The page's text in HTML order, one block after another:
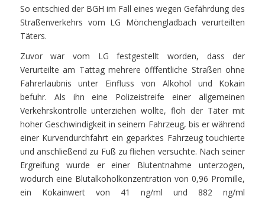
So entschied der BGH im Fall eines wegen Gefährdung des
Straßenverkehrs vom LG Mönchengladbach verurteilten
Täters.
Zuvor war vom LG festgestellt worden, dass der
Verurteilte am Tattag mehrere öfffentliche Straßen ohne
Fahrerlaubnis unter Einfluss von Alkohol und Kokain
befuhr. Als ihn eine Polizeistreife einer allgemeinen
Verkehrskontrolle unterziehen wollte, floh der Täter mit
hoher Geschwindigkeit in seinem Fahrzeug, bis er während
einer Kurvendurchfahrt ein geparktes Fahrzeug touchierte
und anschließend zu Fuß zu fliehen versuchte. Nach seiner
Ergreifung wurde er einer Blutentnahme unterzogen,
wodurch eine Blutalkoholkonzentration von 0,96 Promille,
ein Kokainwert von 41 ng/ml und 882 ng/ml